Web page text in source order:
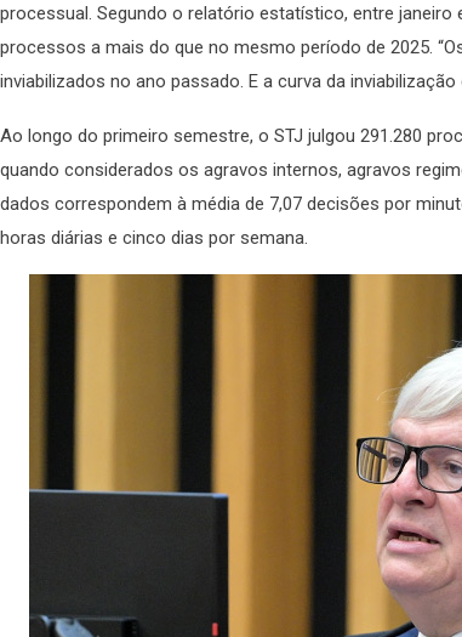
processual. Segundo o relatório estatístico, entre janeiro
processos a mais do que no mesmo período de 2025.
inviabilizados no ano passado. E a curva da
Ao longo do primeiro semestre, o STJ julgou 291.280
quando considerados os agravos internos, agravos
dados correspondem à média de 7,07 decisões por
horas diárias e cinco dias por semana.​​​​​​​​​